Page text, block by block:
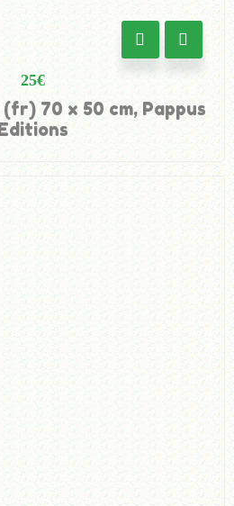
25€
70 x 50 cm, Pappus